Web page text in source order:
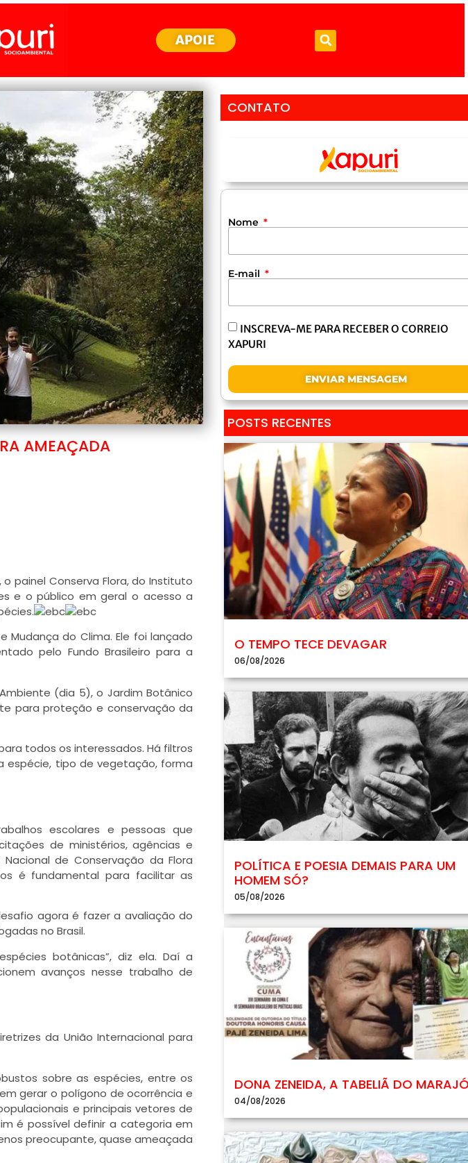
APOIE
AMEAÇADA
painel Conserva Flora, do Instituto
e o público em geral o acesso a
Mudança do Clima. Ele foi lançado
pelo Fundo Brasileiro para a
(dia 5), o Jardim Botânico
para proteção e conservação da
todos os interessados. Há filtros
espécie, tipo de vegetação, forma
escolares e pessoas que
de ministérios, agências e
de Conservação da Flora
é fundamental para facilitar as
agora é fazer a avaliação do
no Brasil.
botânicas”, diz ela. Daí a
avanços nesse trabalho de
da União Internacional para
sobre as espécies, entre os
gerar o polígono de ocorrência e
e principais vetores de
é possível definir a categoria em
preocupante, quase ameaçada
CONTATO
Nome
E-mail
INSCREVA-ME PARA RECEBER O CORREIO
XAPURI
ENVIAR MENSAGEM
POSTS RECENTES
O TEMPO TECE DEVAGAR
06/08/2026
POLÍTICA E POESIA DEMAIS PARA UM
HOMEM SÓ?
05/08/2026
DONA ZENEIDA, A TABELIÃ DO
04/08/2026